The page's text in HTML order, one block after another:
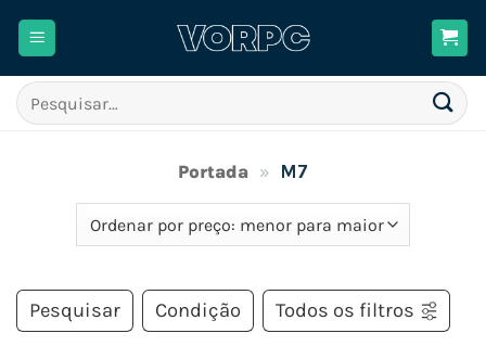
Pesquisar
por:
Portada » M7
Pesquisar Condição Todos os filtros